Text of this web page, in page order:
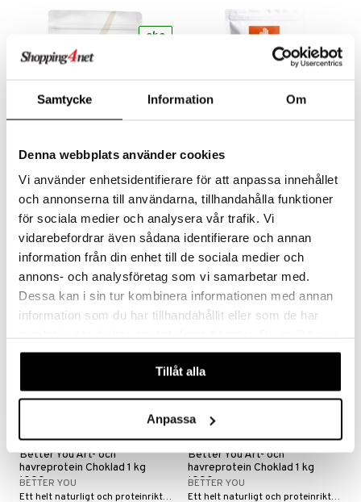
Samtycke Information Om
Denna webbplats använder cookies
Vi använder enhetsidentifierare för att anpassa innehållet
och annonserna till användarna, tillhandahålla funktioner
för sociala medier och analysera vår trafik. Vi
vidarebefordrar även sådana identifierare och annan
information från din enhet till de sociala medier och
annons- och analysföretag som vi samarbetar med.
Dessa kan i sin tur kombinera informationen med annan
information som du har tillhandahållit eller som de har
våra cookies vid fortsatt användande av vår webbplats.
Tillåt alla
Anpassa
HOLISTIC
Holistic Risprotein kommer från ekologiskt, groddat råris och innehåller 80 procent rent protein.
285 kr
eko
UPGRIT
100% hydrolyserat kollagen.
219 kr
Better You Ärt- och
havreprotein Choklad 1 kg
1000 gram
BETTER YOU
Ett helt naturligt och proteinrikt proteinpulver gjort på ärta och havre. Perfekt som mellanmål, i din frukostsmoothie eller som bra återhämtningsdryck efter fysisk aktivitet.
Better You Ärt- och
havreprotein Choklad 1 kg
1000 gram
BETTER YOU
Ett helt naturligt och proteinrikt proteinpulver gjort på ärta och havre. Perfekt som mellanmål, i din frukostsmoothie eller som bra återhämtningsdryck efter fysisk aktivitet.